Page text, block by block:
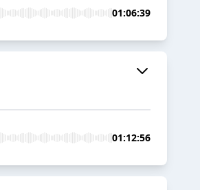
01:06:39
01:12:56